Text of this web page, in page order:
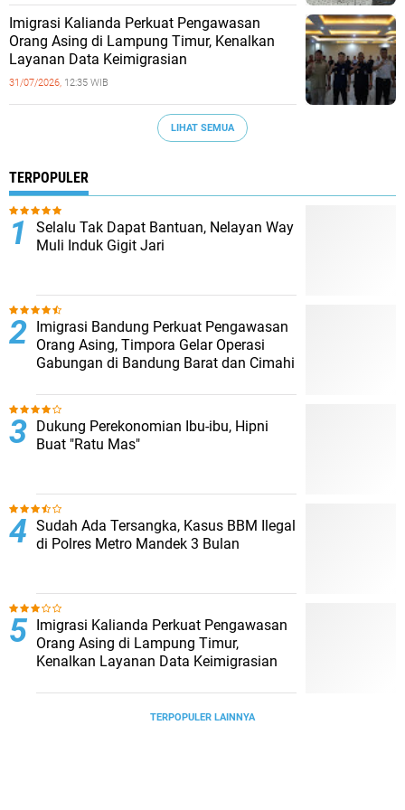
Imigrasi Kalianda Perkuat Pengawasan
Orang Asing di Lampung Timur, Kenalkan
Layanan Data Keimigrasian
31/07/2026, 12:35 WIB
LIHAT SEMUA
TERPOPULER
Selalu Tak Dapat Bantuan, Nelayan Way
Muli Induk Gigit Jari
Imigrasi Bandung Perkuat Pengawasan
Orang Asing, Timpora Gelar Operasi
Gabungan di Bandung Barat dan Cimahi
Dukung Perekonomian Ibu-ibu, Hipni
Buat "Ratu Mas"
Sudah Ada Tersangka, Kasus BBM Ilegal
di Polres Metro Mandek 3 Bulan
Imigrasi Kalianda Perkuat Pengawasan
Orang Asing di Lampung Timur,
Kenalkan Layanan Data Keimigrasian
TERPOPULER LAINNYA